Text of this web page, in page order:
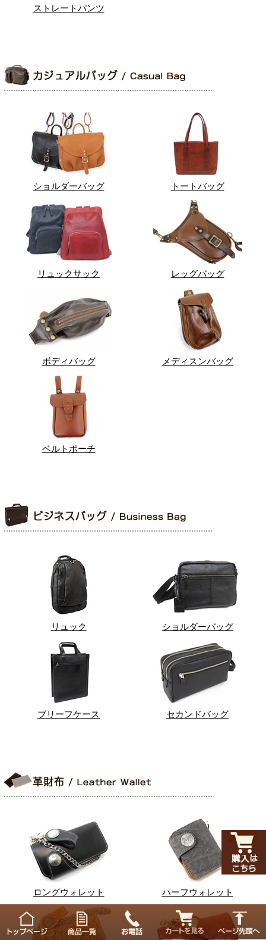
ストレートパンツ
ショルダーバッグ トートバッグ
リュックサック レッグバッグ
ボディバッグ メディスンバッグ
ベルトポーチ
リュック ショルダーバッグ
ブリーフケース セカンドバッグ
ロングウォレット ハーフウォレット